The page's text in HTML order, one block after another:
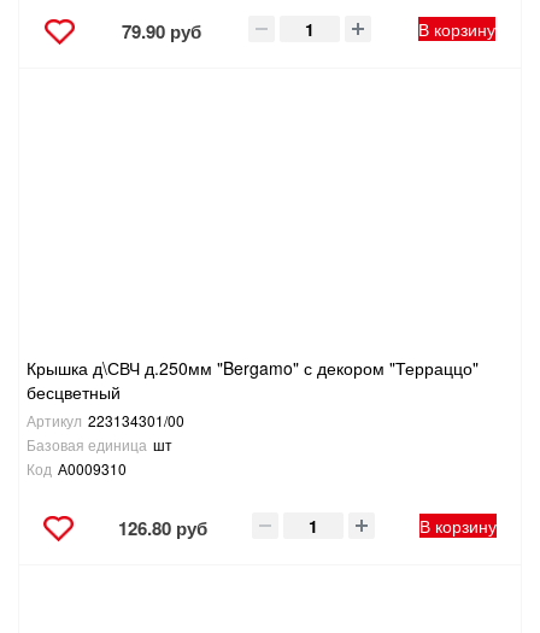
СТРОИТЕЛЬНЫЕ И ОТДЕЛОЧНЫЕ МАТЕРИАЛЫ
ЭЛЕКТРОМОНТАЖНЫЕ ТОВАРЫ, СВЕТОТЕХНИКА
79.90 руб В корзину
Крышка д\СВЧ д.250мм "Bergamo" с декором "Терраццо"
бесцветный
Артикул 223134301/00
Базовая единица шт
Код А0009310
126.80 руб В корзину